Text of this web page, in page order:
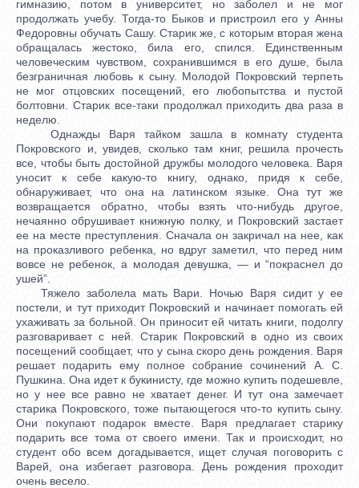
гимназию, потом в университет, но заболел и не мог
продолжать учебу. Тогда-то Быков и пристроил его у Анны
Федоровны обучать Сашу. Старик же, с которым вторая жена
обращалась жестоко, била его, спился. Единственным
человеческим чувством, сохранившимся в его душе, была
безграничная любовь к сыну. Молодой Покровский терпеть
не мог отцовских посещений, его любопытства и пустой
болтовни. Старик все-таки продолжал приходить два раза в
неделю.
Однажды Варя тайком зашла в комнату студента
Покровского и, увидев, сколько там книг, решила прочесть
все, чтобы быть достойной дружбы молодого человека. Варя
уносит к себе какую-то книгу, однако, придя к себе,
обнаруживает, что она на латинском языке. Она тут же
возвращается обратно, чтобы взять что-нибудь другое,
нечаянно обрушивает книжную полку, и Покровский застает
ее на месте преступления. Сначала он закричал на нее, как
на проказливого ребенка, но вдруг заметил, что перед ним
вовсе не ребенок, а молодая девушка, — и “покраснел до
ушей”.
Тяжело заболела мать Вари. Ночью Варя сидит у ее
постели, и тут приходит Покровский и начинает помогать ей
ухаживать за больной. Он приносит ей читать книги, подолгу
разговаривает с ней. Старик Покровский в одно из своих
посещений сообщает, что у сына скоро день рождения. Варя
решает подарить ему полное собрание сочинений А. С.
Пушкина. Она идет к букинисту, где можно купить подешевле,
но у нее все равно не хватает денег. И тут она замечает
старика Покровского, тоже пытающегося что-то купить сыну.
Они покупают подарок вместе. Варя предлагает старику
подарить все тома от своего имени. Так и происходит, но
студент обо всем догадывается, ищет случая поговорить с
Варей, она избегает разговора. День рождения проходит
очень весело.